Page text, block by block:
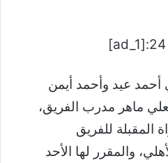
أحمد عيد وأحمد أيمن
ماهر مدرب الفريق،
المقبلة للفريق
والمقرر لها الأحد